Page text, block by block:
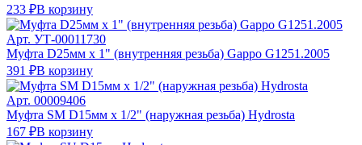
233 ₽В корзину
Арт. УТ-00011730
Муфта D25мм х 1" (внутренняя резьба) Gappo G1251.2005
391 ₽В корзину
Арт. 00009406
Муфта SМ D15мм х 1/2" (наружная резьба) Hydrosta
167 ₽В корзину